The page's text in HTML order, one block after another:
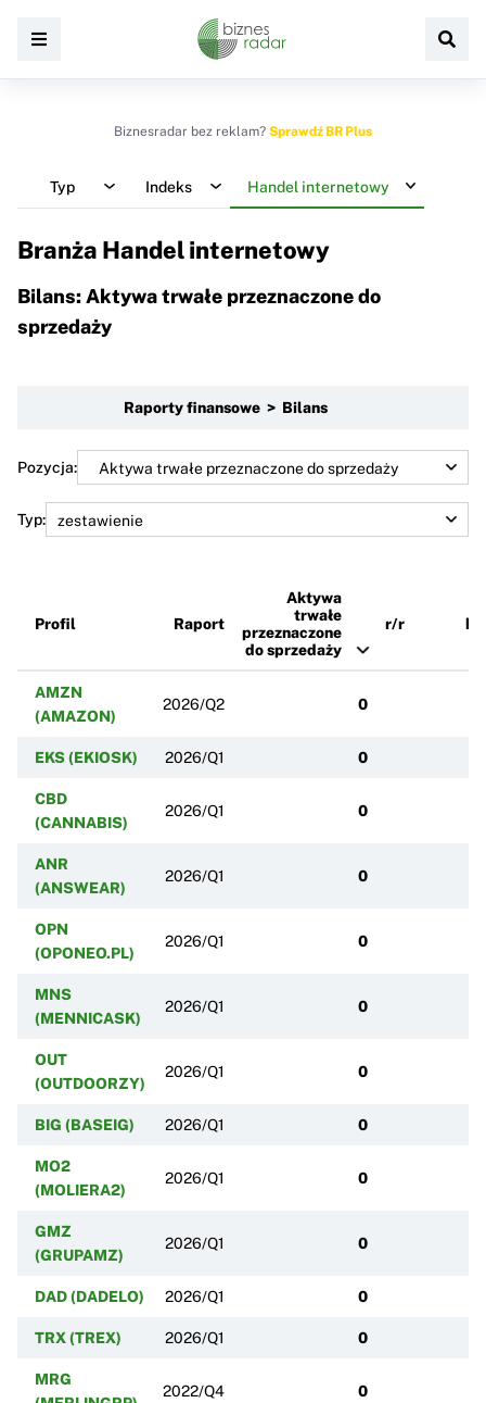
Biznesradar bez reklam? Sprawdź BR Plus
Typ Indeks Handel internetowy
Branża Handel internetowy
Bilans: Aktywa trwałe przeznaczone do
sprzedaży
Raporty finansowe > Bilans
Pozycja:
Typ:
Profil Raport
Aktywa
trwałe
przeznaczone
do sprzedaży
r/r k/
AMZN
(AMAZON)
2026/Q2 0
EKS (EKIOSK) 2026/Q1 0
CBD
(CANNABIS)
2026/Q1 0
ANR
(ANSWEAR)
2026/Q1 0
OPN
(OPONEO.PL)
2026/Q1 0
MNS
(MENNICASK)
2026/Q1 0
OUT
(OUTDOORZY)
2026/Q1 0
BIG (BASEIG) 2026/Q1 0
MO2
(MOLIERA2)
2026/Q1 0
GMZ
(GRUPAMZ)
2026/Q1 0
DAD (DADELO) 2026/Q1 0
TRX (TREX) 2026/Q1 0
MRG
2022/Q4 0